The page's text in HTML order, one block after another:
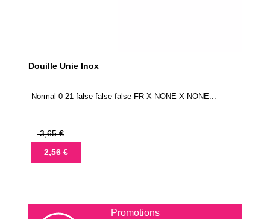
Douille Unie Inox
Normal 0 21 false false false FR X-NONE X-NONE...
Prix
3,65 €
Prix2,56 €
Promotions